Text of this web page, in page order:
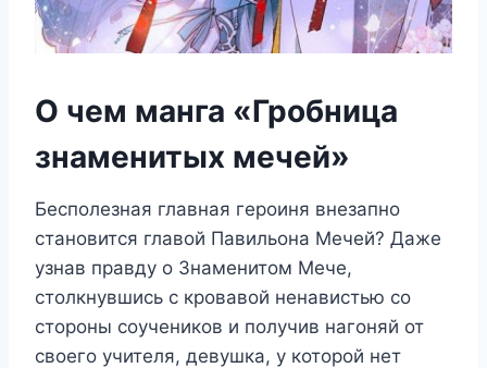
О чем манга «Гробница
знаменитых мечей»
Бесполезная главная героиня внезапно
становится главой Павильона Мечей? Даже
узнав правду о Знаменитом Мече,
столкнувшись с кровавой ненавистью со
стороны соучеников и получив нагоняй от
своего учителя, девушка, у которой нет